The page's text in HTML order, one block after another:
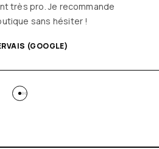
très pro. Je recommande
sans hésiter !
(GOOGLE)